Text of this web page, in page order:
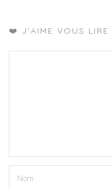
❤️ J'AIME VOUS LIRE